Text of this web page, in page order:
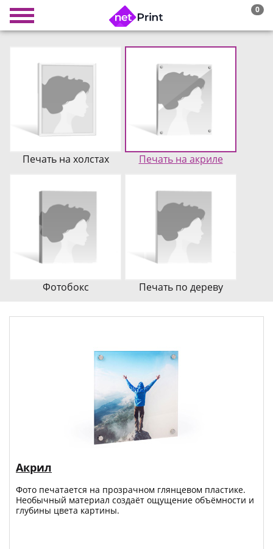
0
Печать на холстах Печать на акриле
Фотобокс Печать по дереву
Акрил
Фото печатается на прозрачном глянцевом пластике.
Необычный материал создаёт ощущение объёмности и
глубины цвета картины.